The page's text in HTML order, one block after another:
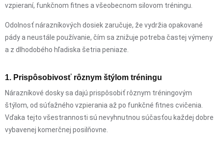
vzpieraní, funkčnom fitnes a všeobecnom silovom tréningu.
Odolnosť nárazníkových dosiek zaručuje, že vydržia opakované
pády a neustále používanie, čím sa znižuje potreba častej výmeny
a z dlhodobého hľadiska šetria peniaze.
1. Prispôsobivosť rôznym štýlom tréningu
Nárazníkové dosky sa dajú prispôsobiť rôznym tréningovým
štýlom, od súťažného vzpierania až po funkčné fitnes cvičenia.
Vďaka tejto všestrannosti sú nevyhnutnou súčasťou každej dobre
vybavenej komerčnej posilňovne.